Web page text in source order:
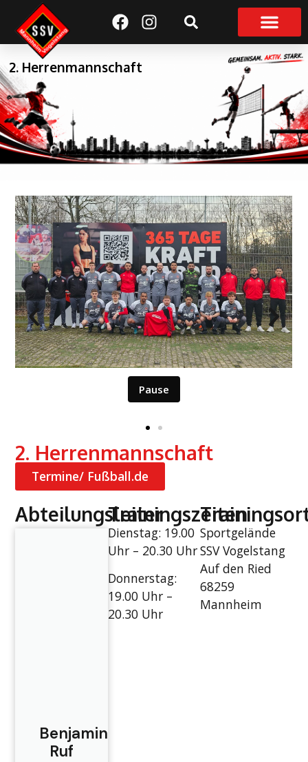
Suchen
2. Herrenmannschaft
Pause
2. Herrenmannschaft
Termine/ Fußball.de
Abteilungsleiter
Benjamin
Ruf
Trainingszeiten
Dienstag: 19.00
Uhr – 20.30 Uhr
Donnerstag:
19.00 Uhr –
20.30 Uhr
Sportgelände
SSV Vogelstang
Auf den Ried
68259
Mannheim